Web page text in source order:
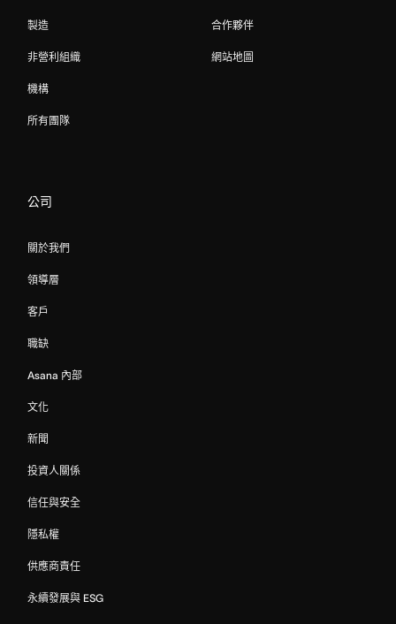
製造
非營利組織
機構
所有團隊
合作夥伴
網站地圖
公司
關於我們
領導層
客戶
職缺
Asana 內部
文化
新聞
投資人關係
信任與安全
隱私權
供應商責任
永續發展與 ESG